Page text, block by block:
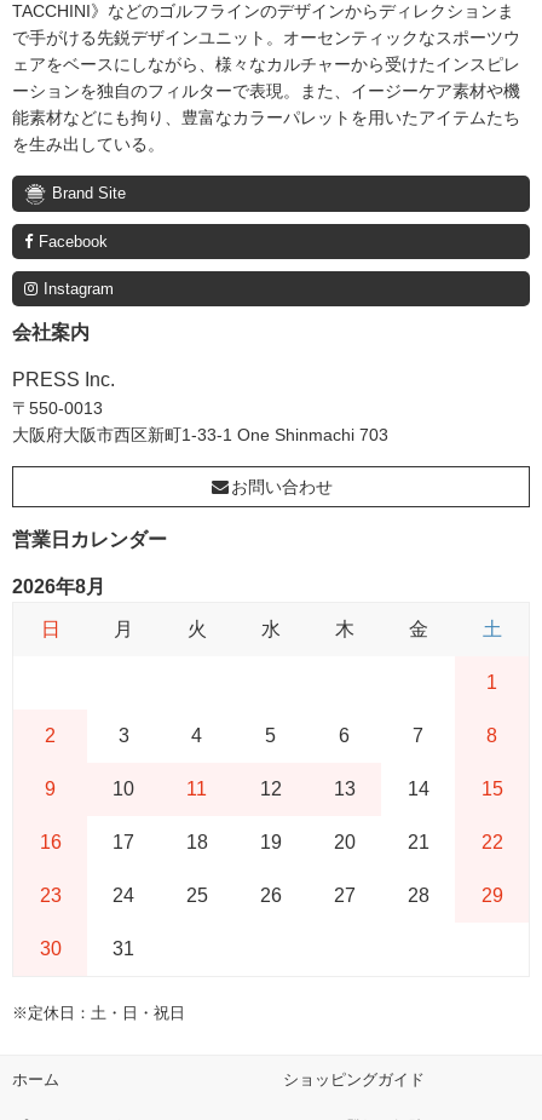
TACCHINI》などのゴルフラインのデザインからディレクションま
で手がける先鋭デザインユニット。オーセンティックなスポーツウ
ェアをベースにしながら、様々なカルチャーから受けたインスピレ
ーションを独自のフィルターで表現。また、イージーケア素材や機
能素材などにも拘り、豊富なカラーパレットを用いたアイテムたち
を生み出している。
Brand Site
Facebook
Instagram
会社案内
PRESS Inc.
〒550-0013
大阪府大阪市西区新町1-33-1 One Shinmachi 703
お問い合わせ
営業日カレンダー
2026年8月
日 月 火 水 木 金 土
1
2 3 4 5 6 7 8
9 10 11 12 13 14 15
16 17 18 19 20 21 22
23 24 25 26 27 28 29
30 31
※定休日：土・日・祝日
ホーム ショッピングガイド